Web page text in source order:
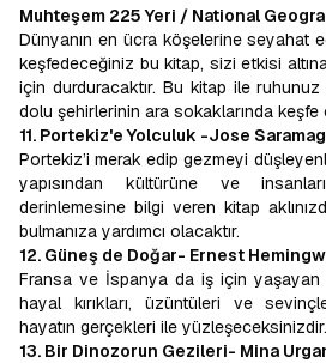
Muhteşem 225 Yeri / National
Dünyanın en ücra köşelerine seyahat
keşfedeceğiniz bu kitap, sizi etkisi
için durduracaktır. Bu kitap ile
dolu şehirlerinin ara sokaklarında keşfe
11. Portekiz'e Yolculuk -Jose
Portekiz’i merak edip gezmeyi
yapısından kültürüne ve
derinlemesine bilgi veren kitap
bulmanıza yardımcı olacaktır.
12. Güneş de Doğar- Ernest
Fransa ve İspanya da iş için yaşayan
hayal kırıkları, üzüntüleri ve
hayatın gerçekleri ile yüzleşeceksinizdir.
13. Bir Dinozorun Gezileri- Mina